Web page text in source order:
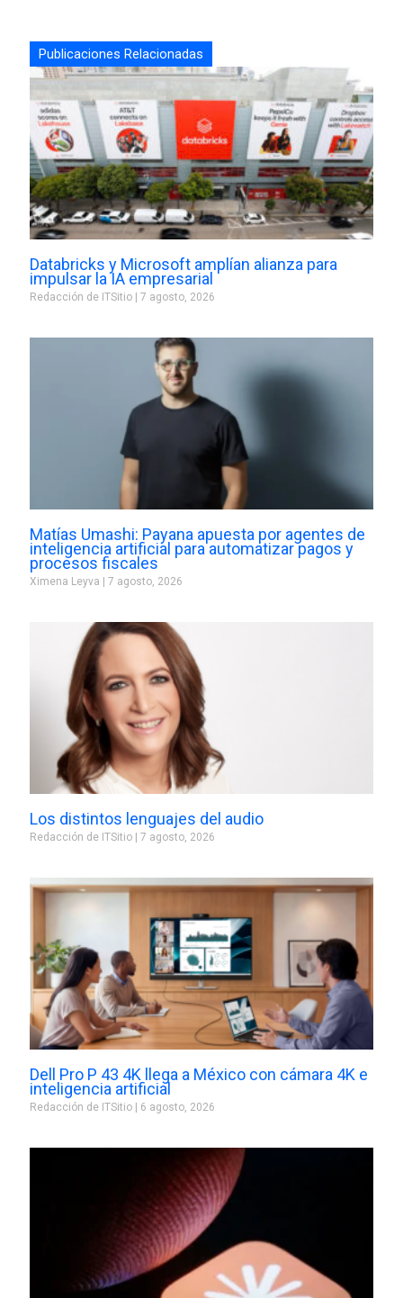
Publicaciones Relacionadas
Databricks y Microsoft amplían alianza para
impulsar la IA empresarial
Redacción de ITSitio 7 agosto, 2026
Matías Umashi: Payana apuesta por agentes de
inteligencia artificial para automatizar pagos y
procesos fiscales
Ximena Leyva 7 agosto, 2026
Los distintos lenguajes del audio
Redacción de ITSitio 7 agosto, 2026
Dell Pro P 43 4K llega a México con cámara 4K e
inteligencia artificial
Redacción de ITSitio 6 agosto, 2026